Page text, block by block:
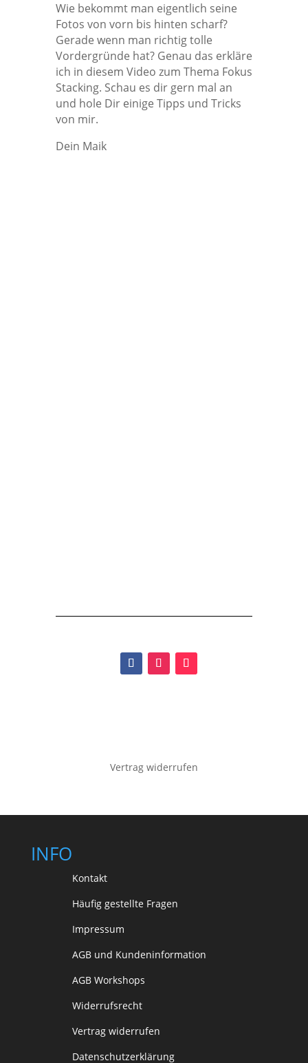
Wie bekommt man eigentlich seine
Fotos von vorn bis hinten scharf?
Gerade wenn man richtig tolle
Vordergründe hat? Genau das erkläre
ich in diesem Video zum Thema Fokus
Stacking. Schau es dir gern mal an
und hole Dir einige Tipps und Tricks
von mir.
Dein Maik
Vertrag widerrufen
INFO
Kontakt
Häufig gestellte Fragen
Impressum
AGB und Kundeninformation
AGB Workshops
Widerrufsrecht
Vertrag widerrufen
Datenschutzerklärung